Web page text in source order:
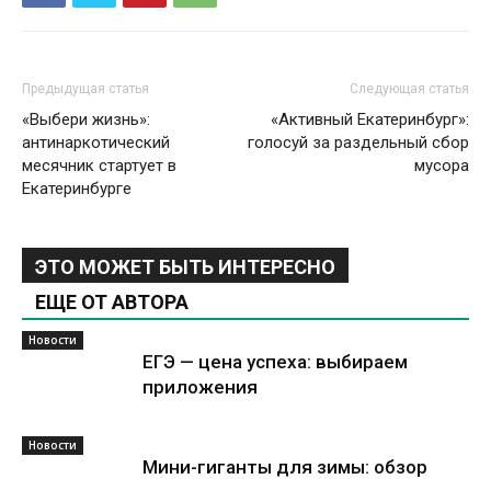
Предыдущая статья
«Выбери жизнь»:
антинаркотический
месячник стартует в
Екатеринбурге
Следующая статья
«Активный Екатеринбург»:
голосуй за раздельный сбор
мусора
ЭТО МОЖЕТ БЫТЬ ИНТЕРЕСНО
ЕЩЕ ОТ АВТОРА
Новости
ЕГЭ — цена успеха: выбираем
приложения
Новости
Мини-гиганты для зимы: обзор